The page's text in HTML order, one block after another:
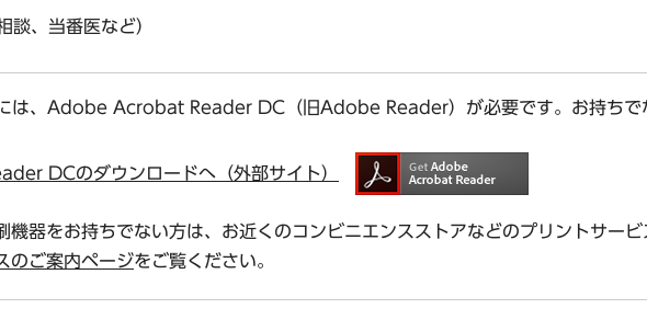
談、当番医など）
は、Adobe Acrobat Reader DC（旧Adobe Reader）が必要です。お持ちで
DCのダウンロードへ（外部サイト）
機器をお持ちでない方は、お近くのコンビニエンスストアなどのプリントサー
のご案内ページをご覧ください。